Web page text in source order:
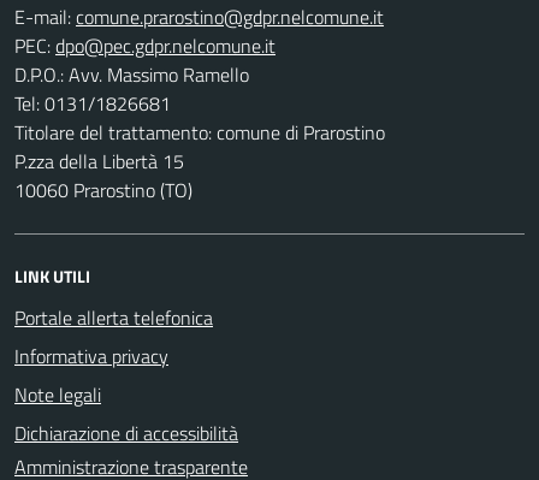
E-mail:
PEC:
D.P.O.: Avv. Massimo Ramello
Tel: 0131/1826681
Titolare del trattamento: comune di Prarostino
P.zza della Libertà 15
10060 Prarostino (TO)
LINK UTILI
Portale allerta telefonica
Informativa privacy
Note legali
Dichiarazione di accessibilità
Amministrazione trasparente